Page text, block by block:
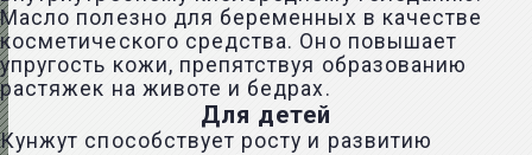
Масло полезно для беременных в качестве
косметического средства. Оно повышает
упругость кожи, препятствуя образованию
растяжек на животе и бедрах.
Для детей
Кунжут способствует росту и развитию